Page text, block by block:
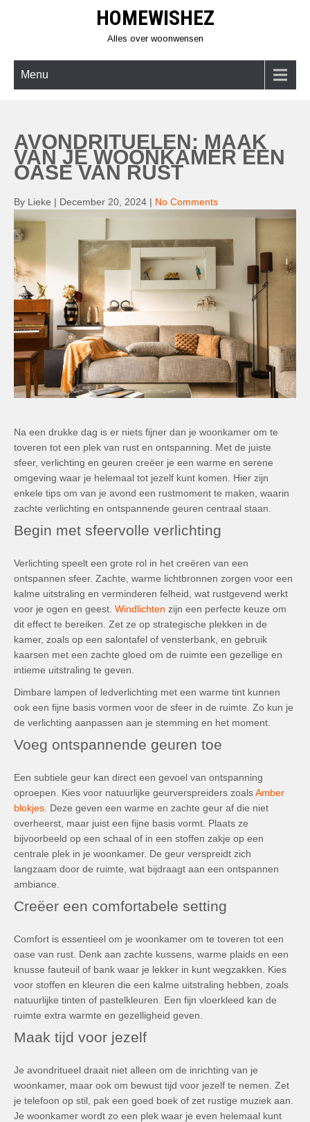
HOMEWISHEZ
Alles over woonwensen
Menu
AVONDRITUELEN: MAAK
VAN JE WOONKAMER EEN
OASE VAN RUST
By Lieke | December 20, 2024 | No Comments
Na een drukke dag is er niets fijner dan je woonkamer om te
toveren tot een plek van rust en ontspanning. Met de juiste
sfeer, verlichting en geuren creëer je een warme en serene
omgeving waar je helemaal tot jezelf kunt komen. Hier zijn
enkele tips om van je avond een rustmoment te maken, waarin
zachte verlichting en ontspannende geuren centraal staan.
Begin met sfeervolle verlichting
Verlichting speelt een grote rol in het creëren van een
ontspannen sfeer. Zachte, warme lichtbronnen zorgen voor een
kalme uitstraling en verminderen felheid, wat rustgevend werkt
voor je ogen en geest. Windlichten zijn een perfecte keuze om
dit effect te bereiken. Zet ze op strategische plekken in de
kamer, zoals op een salontafel of vensterbank, en gebruik
kaarsen met een zachte gloed om de ruimte een gezellige en
intieme uitstraling te geven.
Dimbare lampen of ledverlichting met een warme tint kunnen
ook een fijne basis vormen voor de sfeer in de ruimte. Zo kun je
de verlichting aanpassen aan je stemming en het moment.
Voeg ontspannende geuren toe
Een subtiele geur kan direct een gevoel van ontspanning
oproepen. Kies voor natuurlijke geurverspreiders zoalsAmber
blokjes . Deze geven een warme en zachte geur af die niet
overheerst, maar juist een fijne basis vormt. Plaats ze
bijvoorbeeld op een schaal of in een stoffen zakje op een
centrale plek in je woonkamer. De geur verspreidt zich
langzaam door de ruimte, wat bijdraagt aan een ontspannen
ambiance.
Creëer een comfortabele setting
Comfort is essentieel om je woonkamer om te toveren tot een
oase van rust. Denk aan zachte kussens, warme plaids en een
knusse fauteuil of bank waar je lekker in kunt wegzakken. Kies
voor stoffen en kleuren die een kalme uitstraling hebben, zoals
natuurlijke tinten of pastelkleuren. Een fijn vloerkleed kan de
ruimte extra warmte en gezelligheid geven.
Maak tijd voor jezelf
Je avondritueel draait niet alleen om de inrichting van je
woonkamer, maar ook om bewust tijd voor jezelf te nemen. Zet
je telefoon op stil, pak een goed boek of zet rustige muziek aan.
Je woonkamer wordt zo een plek waar je even helemaal kunt